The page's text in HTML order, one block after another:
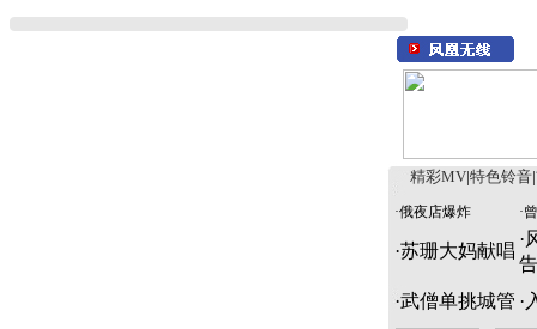
精彩MV 特色铃音
·俄夜店爆炸 ·
·苏珊大妈献唱
·
告
·武僧单挑城管 ·